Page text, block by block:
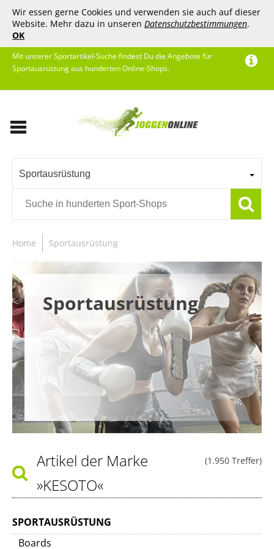
Wir essen gerne Cookies und verwenden sie auch auf dieser
Website. Mehr dazu in unseren Datenschutzbestimmungen.
OK
Mit unserer Sportartikel-Suche findest Du die Angebote für
Sportausrüstung aus hunderten Online-Shops.
Sportausrüstung
Home Sportausrüstung
Sportausrüstung
(1.950 Treffer)
Artikel der Marke
»KESOTO«
SPORTAUSRÜSTUNG
Boards